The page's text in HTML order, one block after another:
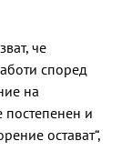
че
според
на
и
остават“,